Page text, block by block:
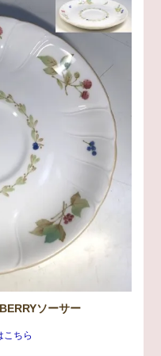
ソーサー
こちら